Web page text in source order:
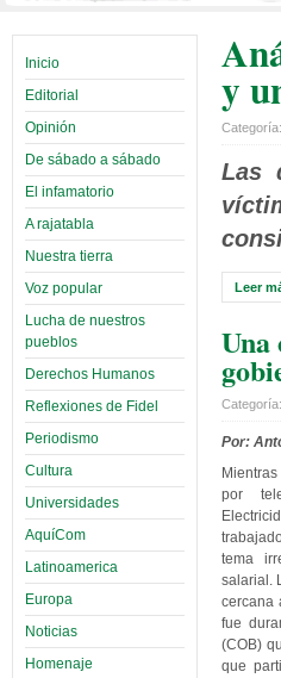
Inicio
Editorial
Opinión
De sábado a sábado
El infamatorio
A rajatabla
Nuestra tierra
Voz popular
Lucha de nuestros
pueblos
Derechos Humanos
Reflexiones de Fidel
Periodismo
Cultura
Universidades
AquíCom
Latinoamerica
Europa
Noticias
Homenaje
y
Categoría:
Las
Leer
Categoría:
Por:
por
tema
salarial.
cercana
fue
(COB)
que